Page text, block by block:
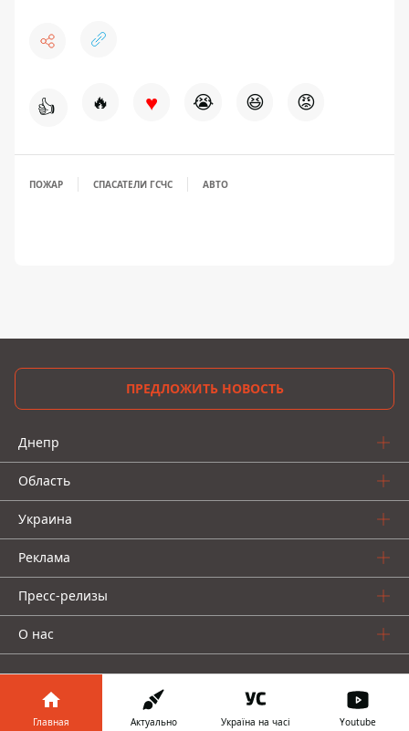
👍 🔥 ♥ 😭 😆 😡
ПОЖАР СПАСАТЕЛИ ГСЧС АВТО
ПРЕДЛОЖИТЬ НОВОСТЬ
Днепр
Область
Украина
Реклама
Пресс-релизы
О нас
Главная Актуально Україна на часі Youtube